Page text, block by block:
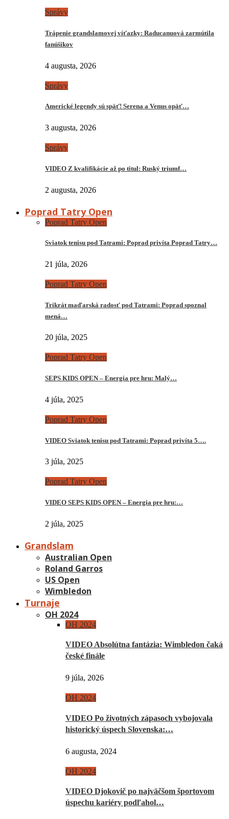
Správy
Trápenie grandslamovej víťazky: Raducanuová zarmútila
fanúšikov
4 augusta, 2026
Správy
Americké legendy sú späť! Serena a Venus opäť…
3 augusta, 2026
Správy
VIDEO Z kvalifikácie až po titul: Ruský triumf…
2 augusta, 2026
Poprad Tatry Open
Poprad Tatry Open
Sviatok tenisu pod Tatrami: Poprad privíta Poprad Tatry…
21 júla, 2026
Poprad Tatry Open
Trikrát maďarská radosť pod Tatrami: Poprad spoznal
mená…
20 júla, 2025
Poprad Tatry Open
SEPS KIDS OPEN – Energia pre hru: Malý…
4 júla, 2025
Poprad Tatry Open
VIDEO Sviatok tenisu pod Tatrami: Poprad privíta 5….
3 júla, 2025
Poprad Tatry Open
VIDEO SEPS KIDS OPEN – Energia pre hru:…
2 júla, 2025
Grandslam
Australian Open
Roland Garros
US Open
Wimbledon
Turnaje
OH 2024
OH 2024
VIDEO Absolútna fantázia: Wimbledon čaká
české finále
9 júla, 2026
OH 2024
VIDEO Po životných zápasoch vybojovala
historický úspech Slovenska:…
6 augusta, 2024
OH 2024
VIDEO Djokovič po najväčšom športovom
úspechu kariéry podľahol…